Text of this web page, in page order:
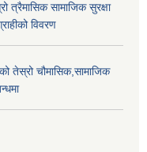
सामाजिक सुरक्षा
विवरण
तेस्रो चौमासिक,सामाजिक